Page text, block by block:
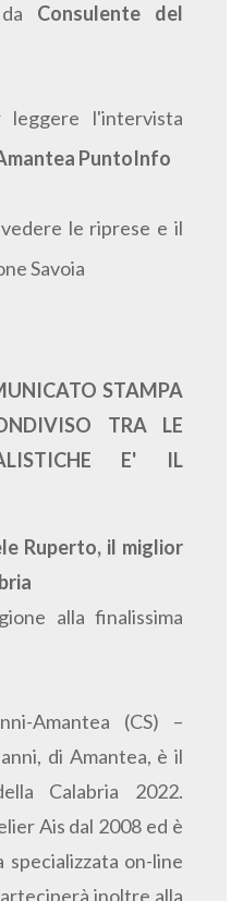
Consulente del
leggere l'intervista
PuntoInfo
le riprese e il
Savoia
STAMPA
TRA LE
E' IL
Ruperto, il miglior
alla finalissima
Amantea (CS) –
di Amantea, è il
Calabria 2022.
Ais dal 2008 ed è
on-line
inoltre alla